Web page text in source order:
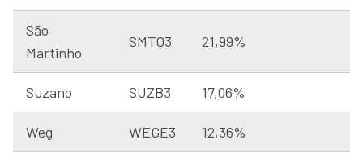
São
Martinho
SMTO3 21,99%
Suzano SUZB3 17,06%
Weg WEGE3 12,36%